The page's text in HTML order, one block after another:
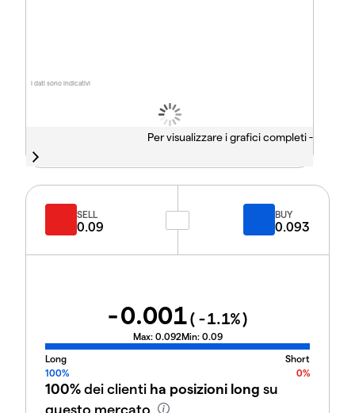
I dati sono indicativi
Per visualizzare i grafici completi -
SELL
0.09
BUY
0.093
-0.001( -1.1%)
Max: 0.092Min: 0.09
Long
Short
100%
0%
100%dei clienti ha posizioni long su
questo mercato